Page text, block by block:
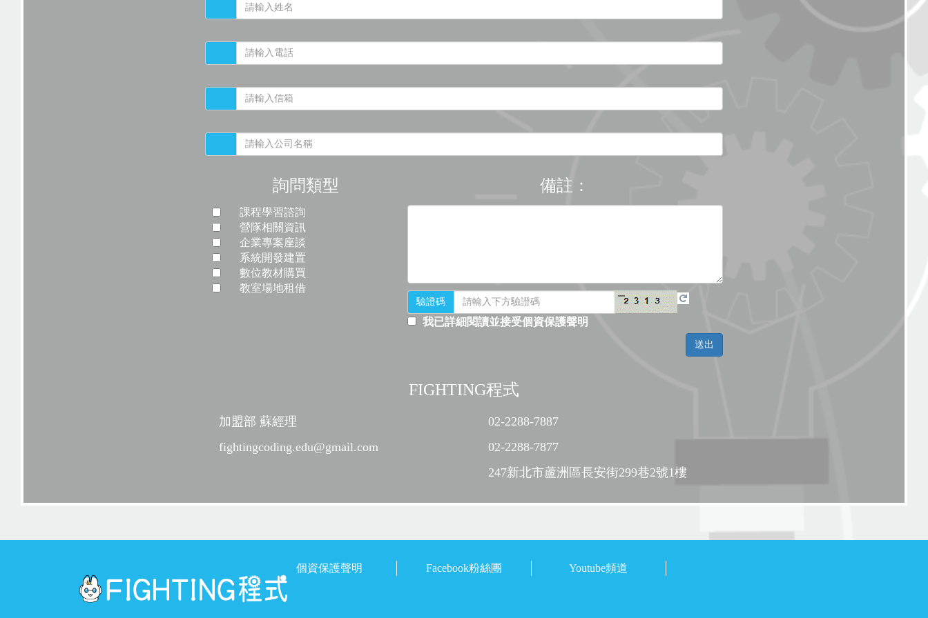
詢問類型
課程學習諮詢
營隊相關資訊
企業專案座談
系統開發建置
數位教材購買
教室場地租借
備註：
驗證碼
我已詳細閱讀並接受個資保護聲明
FIGHTING程式
加盟部 蘇經理
fightingcoding.edu@gmail.com
02-2288-7887
02-2288-7877
247新北市蘆洲區長安街299巷2號1樓
個資保護聲明 Facebook粉絲團 Youtube頻道